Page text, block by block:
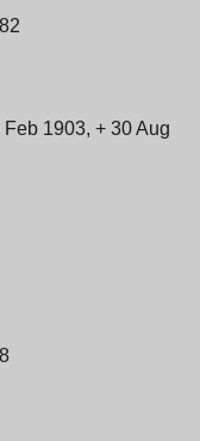
Feb 1903, + 30 Aug